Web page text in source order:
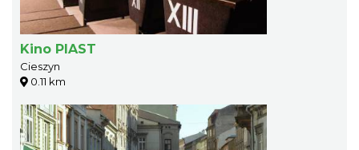
Kino PIAST
Cieszyn
0.11 km